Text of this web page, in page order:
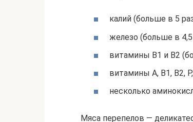
калий (больше в 5
железо (больше в 4,5
витамины В1 и В2
витамины А, В1, В2,
несколько
Мяса перепелов —